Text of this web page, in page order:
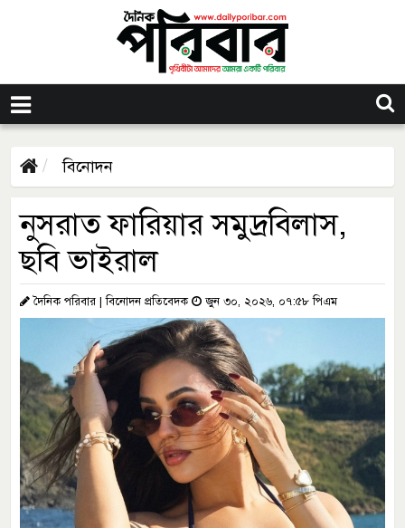
বিনোদন
নুসরাত ফারিয়ার সমুদ্রবিলাস,
ছবি ভাইরাল
দৈনিক পরিবার | বিনোদন প্রতিবেদক জুন ৩০, ২০২৬, ০৭:৫৮ পিএম